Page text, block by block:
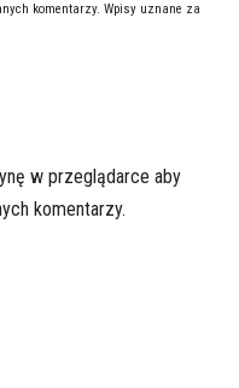
komentarzy. Wpisy uznane za
w przeglądarce aby
komentarzy.